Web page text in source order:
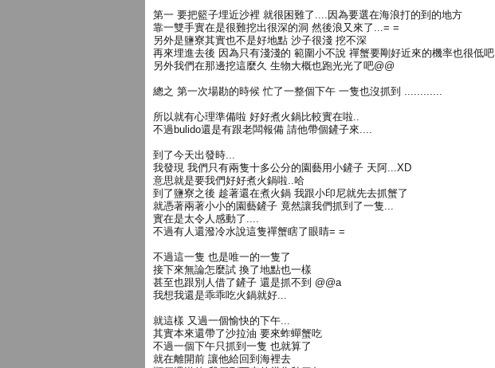
第一 要把籃子埋近沙裡 就很困難了....因為要選在海浪打的到的地方
靠一雙手實在是很難挖出很深的洞 然後浪又來了...= =
另外是鹽寮其實也不是好地點 沙子很淺 挖不深
再來埋進去後 因為只有淺淺的 範圍小不說 禪蟹要剛好近來的機率也很低吧
另外我們在那邊挖這麼久 生物大概也跑光光了吧@@
總之 第一次場勘的時候 忙了一整個下午 一隻也沒抓到 ............
所以就有心理準備啦 好好煮火鍋比較實在啦..
不過bulido還是有跟老闆報備 請他帶個鏟子來....
到了今天出發時...
我發現 我們只有兩隻十多公分的園藝用小鏟子 天阿...XD
意思就是要我們好好煮火鍋啦..哈
到了鹽寮之後 趁著還在煮火鍋 我跟小印尼就先去抓蟹了
就憑著兩著小小的園藝鏟子 竟然讓我們抓到了一隻...
實在是太令人感動了....
不過有人還潑冷水說這隻禪蟹瞎了眼睛= =
不過這一隻 也是唯一的一隻了
接下來無論怎麼試 換了地點也一樣
甚至也跟別人借了鏟子 還是抓不到 @@a
我想我還是乖乖吃火鍋就好...
就這樣 又過一個愉快的下午...
其實本來還帶了沙拉油 要來蚱蟬蟹吃
不過一個下午只抓到一隻 也就算了
就在離開前 讓他給回到海裡去